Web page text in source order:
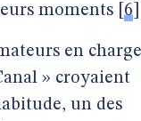
moments 6
en charge
» croyaient
un des